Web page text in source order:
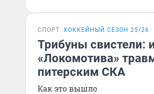
СПОРТ ХОККЕЙНЫЙ СЕЗОН 25/26
Трибуны свистели:
«Локомотива»
питерским СКА
Как это вышло